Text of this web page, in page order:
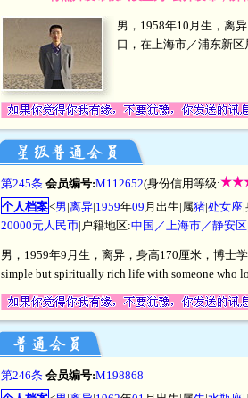
男，1958年10月生，离
口，在上海市／浦东新区
第245条 会员编号:M112652(身份信用等级:
个人档案<男|离异|1959年09 月出生|属猪|处女座
20000元人民币|户籍地区:中国／上海市／静安区
男，1959年9月生，离异，身高170厘米，博士
simple but spiritually rich life with someone who
第246条 会员编号:M198868